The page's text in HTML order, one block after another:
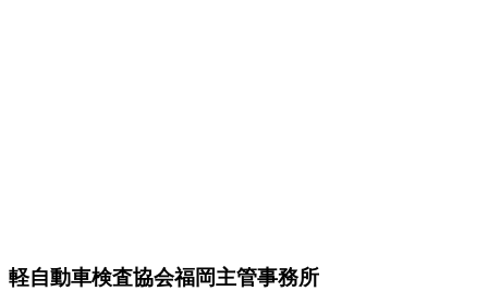
軽自動車検査協会福岡主管事務所